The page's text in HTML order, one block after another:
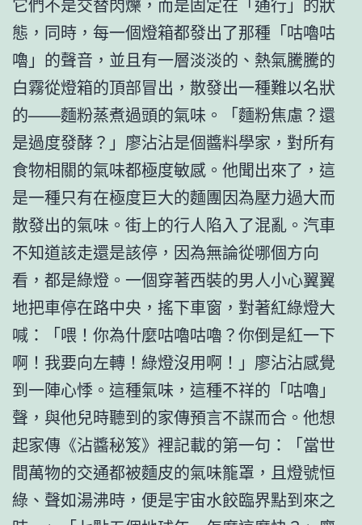
態，同時，每一個燈箱都發出了那種「咕嚕咕
嚕」的聲音，並且有一層淡淡的、熱氣騰騰的
白霧從燈箱的頂部冒出，散發出一種難以名狀
的——麵粉蒸煮過頭的氣味。「麵粉焦慮？還
是過度發酵？」廖沾沾是個醬料學家，對所有
食物相關的氣味都極度敏感。他聞出來了，這
是一種只有在極度巨大的麵團因為壓力過大而
散發出的氣味。街上的行人陷入了混亂。汽車
不知道該走還是該停，因為無論從哪個方向
看，都是綠燈。一個穿著西裝的男人小心翼翼
地把車停在路中央，搖下車窗，對著紅綠燈大
喊：「喂！你為什麼咕嚕咕嚕？你倒是紅一下
啊！我要向左轉！綠燈沒用啊！」廖沾沾感覺
到一陣心悸。這種氣味，這種不祥的「咕嚕」
聲，與他兒時聽到的家傳預言不謀而合。他想
起家傳《沾醬秘笈》裡記載的第一句：「當世
間萬物的交通都被麵皮的氣味籠罩，且燈號恒
綠、聲如湯沸時，便是宇宙水餃臨界點到來之